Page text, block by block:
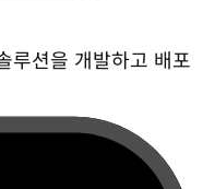
루션을 개발하고 배포